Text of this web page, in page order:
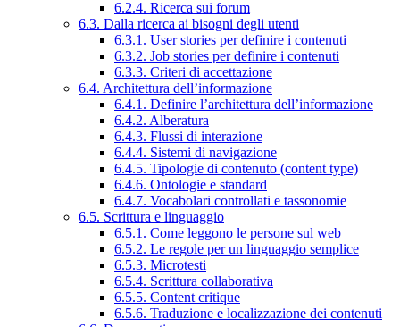
6.2.4. Ricerca sui forum
6.3. Dalla ricerca ai bisogni degli utenti
6.3.1. User stories per definire i contenuti
6.3.2. Job stories per definire i contenuti
6.3.3. Criteri di accettazione
6.4. Architettura dell’informazione
6.4.1. Definire l’architettura dell’informazione
6.4.2. Alberatura
6.4.3. Flussi di interazione
6.4.4. Sistemi di navigazione
6.4.5. Tipologie di contenuto (content type)
6.4.6. Ontologie e standard
6.4.7. Vocabolari controllati e tassonomie
6.5. Scrittura e linguaggio
6.5.1. Come leggono le persone sul web
6.5.2. Le regole per un linguaggio semplice
6.5.3. Microtesti
6.5.4. Scrittura collaborativa
6.5.5. Content critique
6.5.6. Traduzione e localizzazione dei contenuti